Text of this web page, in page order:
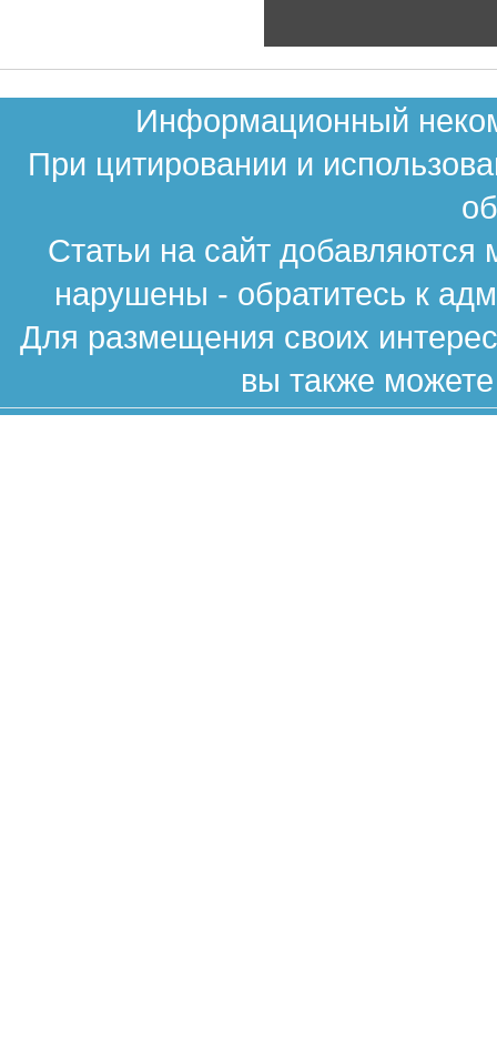
Информационный
При цитировании и
Статьи на сайт
нарушены - обратитесь к
Для размещения своих
вы также